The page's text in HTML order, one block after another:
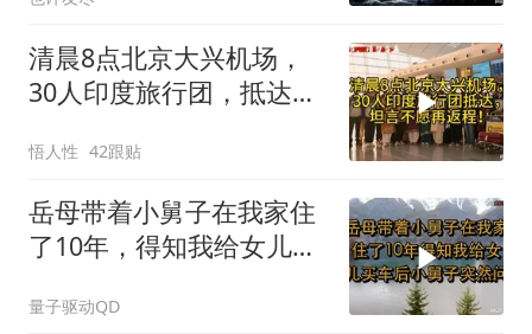
清晨8点北京大兴机场，
30人印度旅行团，抵达，
悟人性 42跟贴
岳母带着小舅子在我家住
了10年，得知我给女儿买
量子驱动QD